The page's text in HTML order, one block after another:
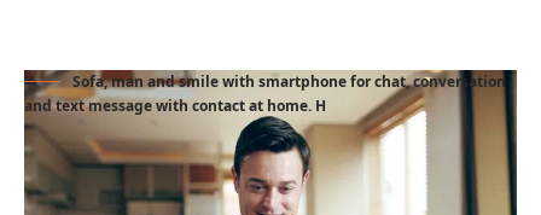
Sofa, man and smile with smartphone for chat, conversation
and text message with contact at home. H